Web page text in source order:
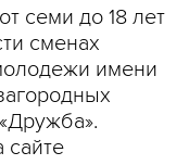
семи до 18 лет
сменах
имени